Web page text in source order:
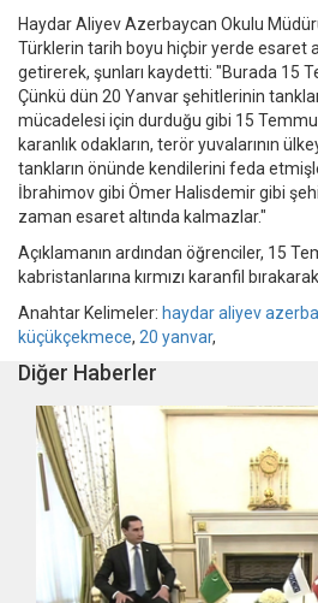
Haydar Aliyev Azerbaycan Okulu
Türklerin tarih boyu hiçbir yerde esaret
getirerek, şunları kaydetti: "Burada 15
Çünkü dün 20 Yanvar şehitlerinin
mücadelesi için durduğu gibi 15
karanlık odakların, terör yuvalarının
tankların önünde kendilerini feda
İbrahimov gibi Ömer Halisdemir gibi
zaman esaret altında kalmazlar."
Açıklamanın ardından öğrenciler, 15
kabristanlarına kırmızı karanfil
Anahtar Kelimeler: haydar aliyev
küçükçekmece, 20 yanvar,
Diğer Haberler